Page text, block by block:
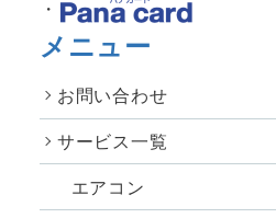
メニュー
お問い合わせ
サービス一覧
エアコン